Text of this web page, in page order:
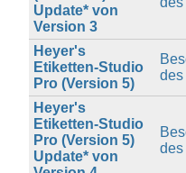
Update* von
Version 3
Heyer's
Etiketten-Studio
Pro (Version 5)
des
Heyer's
Etiketten-Studio
Pro (Version 5)
Update* von
des